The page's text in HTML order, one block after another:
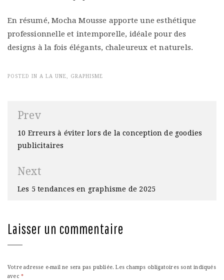
En résumé, Mocha Mousse apporte une esthétique
professionnelle et intemporelle, idéale pour des
designs à la fois élégants, chaleureux et naturels.
POSTED IN A LA UNE, GRAPHISME
Navigation
l’article
Prev
10 Erreurs à éviter lors de la conception de goodies
publicitaires
Next
Les 5 tendances en graphisme de 2025
Laisser un commentaire
Votre adresse e-mail ne sera pas publiée. Les champs obligatoires sont indiqués
avec *